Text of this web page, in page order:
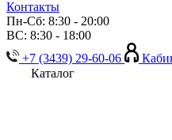
Контакты
Пн-Сб: 8:30 - 20:00
ВС: 8:30 - 18:00
+7 (3439) 29-60-06
Каталог